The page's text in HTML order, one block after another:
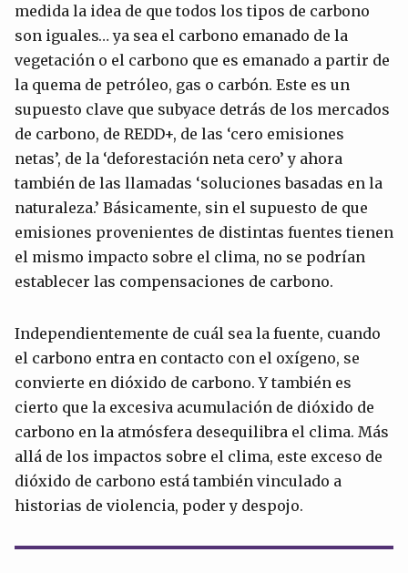
medida la idea de que todos los tipos de carbono
son iguales… ya sea el carbono emanado de la
vegetación o el carbono que es emanado a partir de
la quema de petróleo, gas o carbón. Este es un
supuesto clave que subyace detrás de los mercados
de carbono, de REDD+, de las ‘cero emisiones
netas’, de la ‘deforestación neta cero’ y ahora
también de las llamadas ‘soluciones basadas en la
naturaleza.’ Básicamente, sin el supuesto de que
emisiones provenientes de distintas fuentes tienen
el mismo impacto sobre el clima, no se podrían
establecer las compensaciones de carbono.
Independientemente de cuál sea la fuente, cuando
el carbono entra en contacto con el oxígeno, se
convierte en dióxido de carbono. Y también es
cierto que la excesiva acumulación de dióxido de
carbono en la atmósfera desequilibra el clima. Más
allá de los impactos sobre el clima, este exceso de
dióxido de carbono está también vinculado a
historias de violencia, poder y despojo.